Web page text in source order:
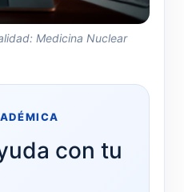
Medicina Nuclear
con tu